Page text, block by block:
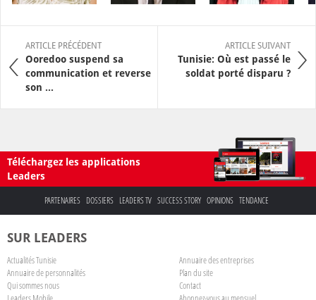
ARTICLE PRÉCÉDENT
Ooredoo suspend sa
communication et reverse
son ...
ARTICLE SUIVANT
Tunisie: Où est passé le
soldat porté disparu ?
Téléchargez les applications
Leaders
PARTENAIRES DOSSIERS LEADERS TV SUCCESS STORY OPINIONS TENDANCE
SUR LEADERS
Actualités Tunisie
Annuaire des entreprises
Annuaire de personnalités
Plan du site
Qui sommes nous
Contact